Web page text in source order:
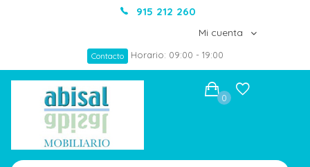
915 212 260
Mi cuenta
Contacto Horario: 09:00 - 19:00
0